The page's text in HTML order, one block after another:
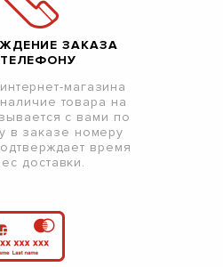
ЗАКАЗА
магазина
товара на
с вами по
в заказе номеру
время
доставки.